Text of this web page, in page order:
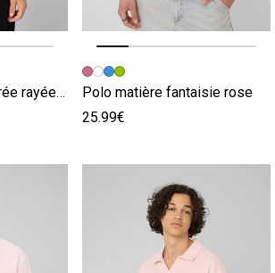
Polo en maille ajourée rayée rose
Image précédente
Image suivante
Polo matière fantaisie rose
25.99€